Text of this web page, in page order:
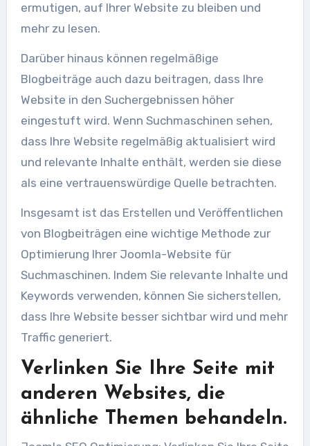
ermutigen, auf Ihrer Website zu bleiben und
mehr zu lesen.
Darüber hinaus können regelmäßige
Blogbeiträge auch dazu beitragen, dass Ihre
Website in den Suchergebnissen höher
eingestuft wird. Wenn Suchmaschinen sehen,
dass Ihre Website regelmäßig aktualisiert wird
und relevante Inhalte enthält, werden sie diese
als eine vertrauenswürdige Quelle betrachten.
Insgesamt ist das Erstellen und Veröffentlichen
von Blogbeiträgen eine wichtige Methode zur
Optimierung Ihrer Joomla-Website für
Suchmaschinen. Indem Sie relevante Inhalte und
Keywords verwenden, können Sie sicherstellen,
dass Ihre Website besser sichtbar wird und mehr
Traffic generiert.
Verlinken Sie Ihre Seite mit
anderen Websites, die
ähnliche Themen behandeln.